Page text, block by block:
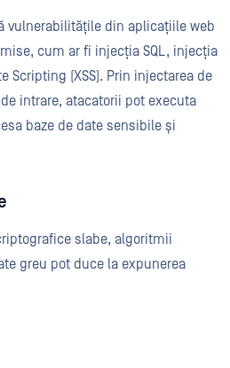
vulnerabilitățile din aplicațiile web
cum ar fi injecția SQL, injecția
Scripting (XSS). Prin injectarea de
intrare, atacatorii pot executa
baze de date sensibile și
slabe, algoritmii
greu pot duce la expunerea